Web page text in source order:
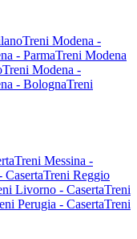
Treni Modena -
- ParmaTreni Modena
Treni Modena -
- BolognaTreni
Treni Messina -
CasertaTreni Reggio
Livorno - CasertaTreni
Perugia - CasertaTreni